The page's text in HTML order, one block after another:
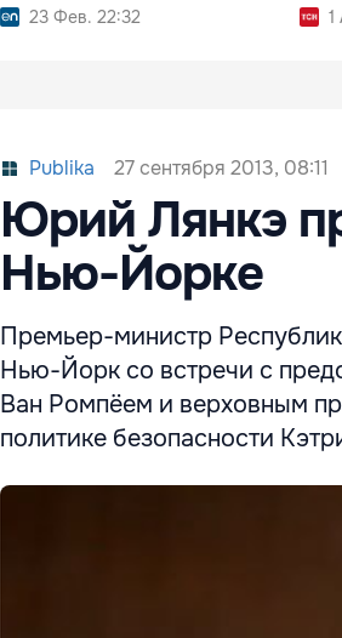
23 Фев. 22:32
1
Publika 27 сентября 2013, 08:11
Юрий Лянкэ
Нью-Йорке
Премьер-министр
Нью-Йорк со встречи с
Ван Ромпёем и верховным
политике безопасности